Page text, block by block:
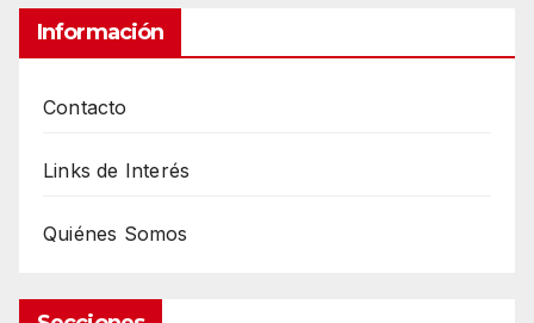
Información
Contacto
Links de Interés
Quiénes Somos